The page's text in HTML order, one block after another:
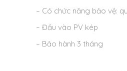
– Có chức năng bảo vệ:
– Đầu vào PV kép
– Bảo hành 3 tháng